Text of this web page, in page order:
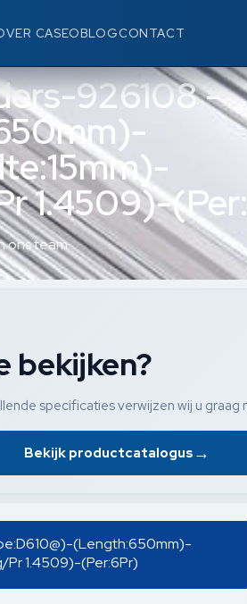
CASEOBLOGCONTACT
926108 -
1.4509)-
ons team.
bekijken?
specificaties verwijzen wij u graag
Bekijk productcatalogus →
(Length:650mm)-
1.4509)-(Per:6Pr)